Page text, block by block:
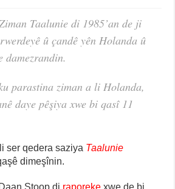
Taalunie di 1985’an de ji
û çandê yên Holanda û
damezrandin.
parastina ziman a li Holanda,
daye pêşiya xwe bi qasî 11
ser qedera saziya Taalunie
dimeşînin.